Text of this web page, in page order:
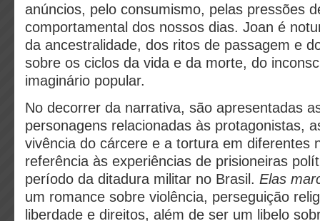
anúncios, pelo consumismo, pelas pressões
comportamental dos nossos dias. Joan é
da ancestralidade, dos ritos de passagem e
sobre os ciclos da vida e da morte, do
imaginário popular.
No decorrer da narrativa, são apresentadas
personagens relacionadas às protagonistas,
vivência do cárcere e a tortura em diferentes
referência às experiências de prisioneiras
período da ditadura militar no Brasil. Elas
um romance sobre violência, perseguição
liberdade e direitos, além de ser um libelo